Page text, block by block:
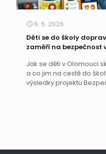
6. 5. 2026
Děti se do školy
zaměří na bezpečnost
Jak se děti v Olomouci
a co jim na cestě do
výsledky projektu